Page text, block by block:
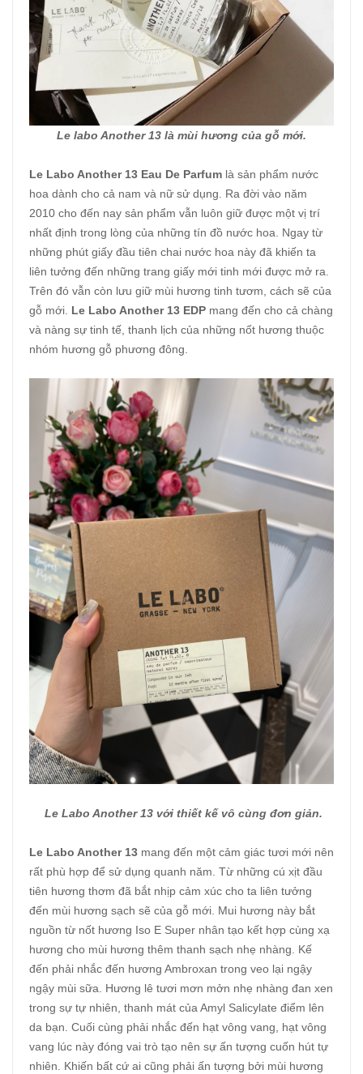
Le labo Another 13 là mùi hương của gỗ mới.
Le Labo Another 13 Eau De Parfum là sản phẩm nước
hoa dành cho cả nam và nữ sử dụng. Ra đời vào năm
2010 cho đến nay sản phẩm vẫn luôn giữ được một vị trí
nhất định trong lòng của những tín đồ nước hoa. Ngay từ
những phút giấy đầu tiên chai nước hoa này đã khiến ta
liên tưởng đến những trang giấy mới tinh mới được mở ra.
Trên đó vẫn còn lưu giữ mùi hương tinh tươm, cách sẽ của
gỗ mới. Le Labo Another 13 EDP mang đến cho cả chàng
và nàng sự tinh tế, thanh lịch của những nốt hương thuộc
nhóm hương gỗ phương đông.
Le Labo Another 13 với thiết kế vô cùng đơn giản.
Le Labo Another 13 mang đến một cảm giác tươi mới nên
rất phù hợp để sử dụng quanh năm. Từ những cú xịt đầu
tiên hương thơm đã bắt nhịp cảm xúc cho ta liên tưởng
đến mùi hương sạch sẽ của gỗ mới. Mui hương này bắt
nguồn từ nốt hương Iso E Super nhân tạo kết hợp cùng xạ
hương cho mùi hương thêm thanh sạch nhẹ nhàng. Kế
đến phải nhắc đến hương Ambroxan trong veo lại ngậy
ngậy mùi sữa. Hương lê tươi mơn mởn nhẹ nhàng đan xen
trong sự tự nhiên, thanh mát của Amyl Salicylate điểm lên
da bạn. Cuối cùng phải nhắc đến hạt vông vang, hạt vông
vang lúc này đóng vai trò tạo nên sự ấn tượng cuốn hút tự
nhiên. Khiến bất cứ ai cũng phải ấn tượng bởi mùi hương